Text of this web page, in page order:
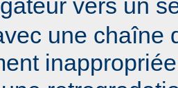
vers un
une chaîne